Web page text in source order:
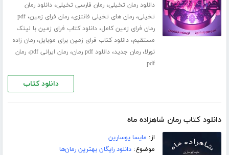
دانلود رمان تخیلی،رمان فارسی تخیلی،دانلود رمان
تخیلی،رمان های تخیلی فانتزی،رمان فرای زمین،pdf
رمان فرای زمین کامل،دانلود کتاب فرای زمین با لینک
مستقیم،دانلود کتاب فرای زمین برای موبایل،رمان زاده
نورلا،رمان جدید،دانلود pdf رمان ،رمان ایرانی pdf ،رمان
pdf
دانلود کتاب
دانلود کتاب رمان شاهزاده ماه
از: مایسا یوسارین
موضوع:دانلود رایگان بهترین رمان‌ها